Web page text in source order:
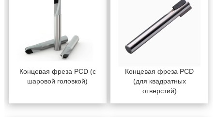
Концевая фреза PCD (с
шаровой головкой)
Концевая фреза PCD
(для квадратных
отверстий)